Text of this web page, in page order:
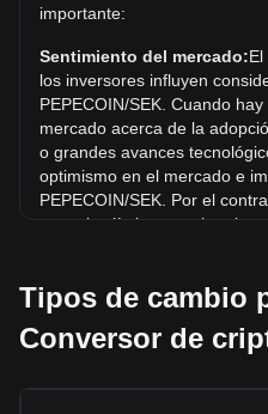
¿Cuál es la tendencia del
En los últimos 7 días, el tipo
(PEPECOIN) aumentó un
tipo de cambio de PepeCoin
44.18% frente a Corona
importante:
Sentimiento del mercado:
los inversores influyen
PEPECOIN/SEK. Cuando
mercado acerca de la
o grandes avances
optimismo en el mercado e
PEPECOIN/SEK. Por el
como los límites regulatorios
Entorno regulatorio:
Las
gubernamentales en torno a
Tipos de cambio
Conversor de